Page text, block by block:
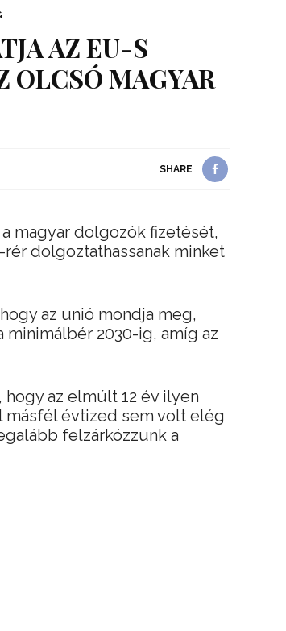
AZ EU-S
MAGYAR
SHARE
magyar dolgozók fizetését,
dolgoztathassanak minket
az unió mondja meg,
2030-ig, amíg az
az elmúlt 12 év ilyen
másfél évtized sem volt elég
felzárkózzunk a